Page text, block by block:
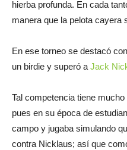
hierba profunda. En cada
manera que la pelota cayera
En ese torneo se destacó
un birdie y superó a Jack
Tal competencia tiene
pues en su época de
campo y jugaba simulando
contra Nicklaus; así que